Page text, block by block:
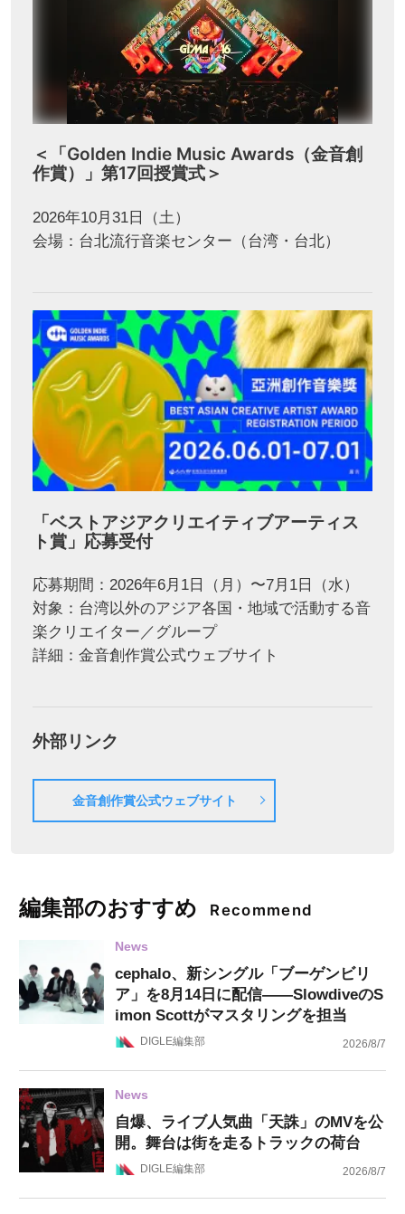
＜「Golden Indie Music Awards（金音創
作賞）」第17回授賞式＞
2026年10月31日（土）
会場：台北流行音楽センター（台湾・台北）
「ベストアジアクリエイティブアーティス
ト賞」応募受付
応募期間：2026年6月1日（月）〜7月1日（水）
対象：台湾以外のアジア各国・地域で活動する音
楽クリエイター／グループ
詳細：金音創作賞公式ウェブサイト
外部リンク
金音創作賞公式ウェブサイト
編集部のおすすめ Recommend
News
cephalo、新シングル「ブーゲンビリ
ア」を8月14日に配信——SlowdiveのS
imon Scottがマスタリングを担当
DIGLE編集部 2026/8/7
News
自爆、ライブ人気曲「天誅」のMVを公
開。舞台は街を走るトラックの荷台
DIGLE編集部 2026/8/7